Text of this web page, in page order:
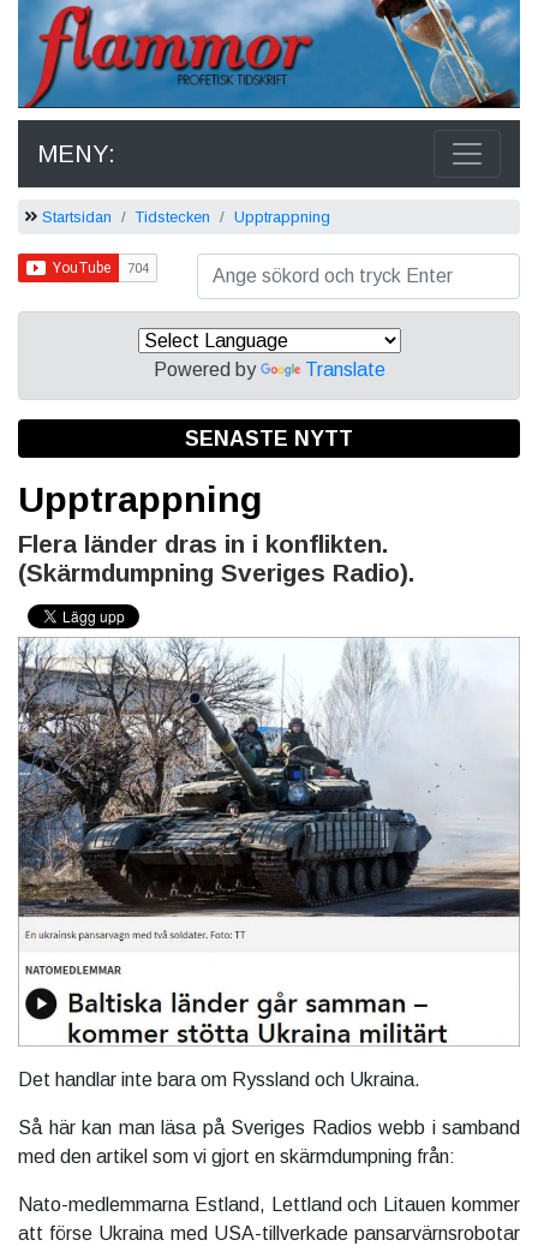
MENY:
Startsidan Tidstecken Upptrappning
Powered by Translate
SENASTE NYTT
Upptrappning
Flera länder dras in i konflikten.
(Skärmdumpning Sveriges Radio).
Det handlar inte bara om Ryssland och Ukraina.
Så här kan man läsa på Sveriges Radios webb i samband
med den artikel som vi gjort en skärmdumpning från:
Nato-medlemmarna Estland, Lettland och Litauen kommer
att förse Ukraina med USA-tillverkade pansarvärnsrobotar